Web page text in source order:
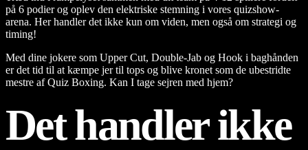
på 6 podier og oplev den elektriske stemning i vores quizshow-
arena. Her handler det ikke kun om viden, men også om strategi og
timing!
Med dine jokere som Upper Cut, Double-Jab og Hook i baghånden
er det tid til at kæmpe jer til tops og blive kronet som de ubestridte
mestre af Quiz Boxing. Kan I tage sejren med hjem?
Det handler ikke